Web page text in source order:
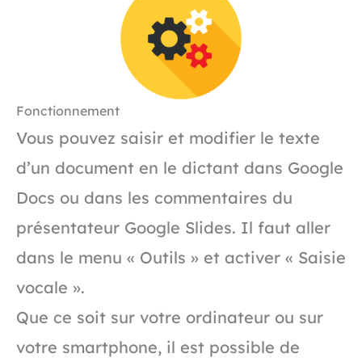
Fonctionnement
Vous pouvez saisir et modifier le texte
d’un document en le dictant dans Google
Docs ou dans les commentaires du
présentateur Google Slides. Il faut aller
dans le menu « Outils » et activer « Saisie
vocale ».
Que ce soit sur votre ordinateur ou sur
votre smartphone, il est possible de